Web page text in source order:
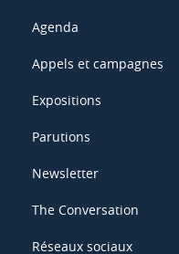
Agenda
Appels et campagnes
Expositions
Parutions
Newsletter
The Conversation
Réseaux sociaux